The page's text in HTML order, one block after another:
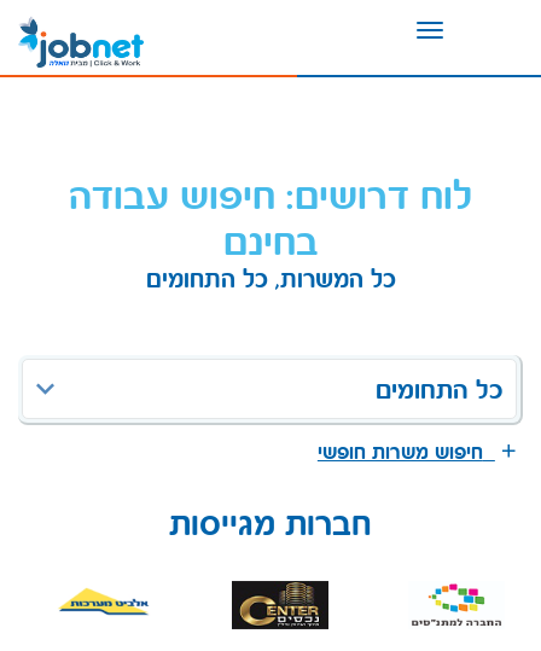
Toggle
לוח דרושים: חיפוש עבודה
בחינם
כל המשרות, כל התחומים
כל התחומים
חיפוש משרות חופשי
חברות מגייסות